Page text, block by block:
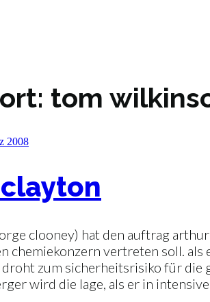
tom
2008
clooney) hat den auftrag
chemiekonzern vertreten soll.
zum sicherheitsrisiko für die
wird die lage, als er in